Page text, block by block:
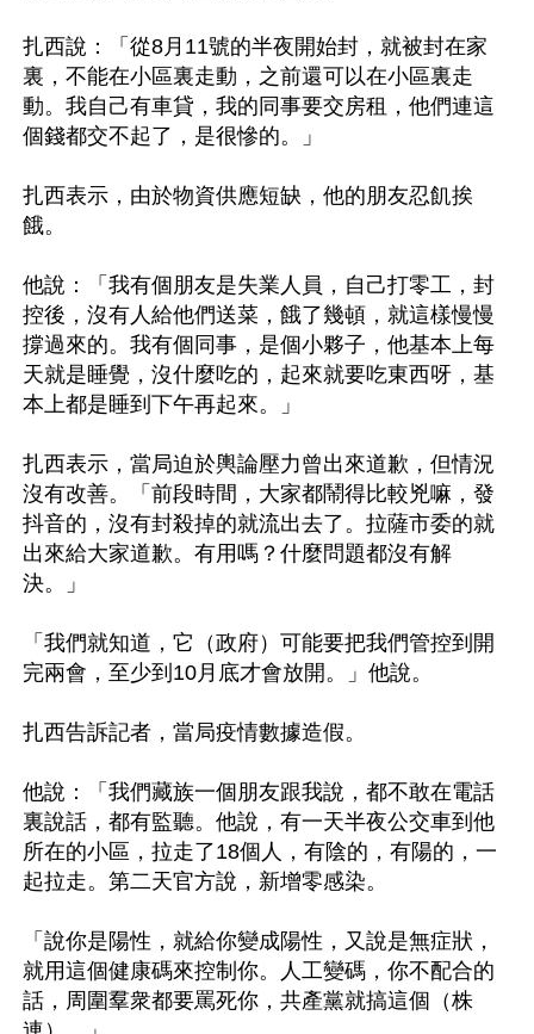
扎西說：「從8月11號的半夜開始封，就被封在家
裏，不能在小區裏走動，之前還可以在小區裏走
動。我自己有車貸，我的同事要交房租，他們連這
個錢都交不起了，是很慘的。」
扎西表示，由於物資供應短缺，他的朋友忍飢挨
餓。
他說：「我有個朋友是失業人員，自己打零工，封
控後，沒有人給他們送菜，餓了幾頓，就這樣慢慢
撐過來的。我有個同事，是個小夥子，他基本上每
天就是睡覺，沒什麼吃的，起來就要吃東西呀，基
本上都是睡到下午再起來。」
扎西表示，當局迫於輿論壓力曾出來道歉，但情況
沒有改善。「前段時間，大家都鬧得比較兇嘛，發
抖音的，沒有封殺掉的就流出去了。拉薩市委的就
出來給大家道歉。有用嗎？什麼問題都沒有解
決。」
「我們就知道，它（政府）可能要把我們管控到開
完兩會，至少到10月底才會放開。」他說。
扎西告訴記者，當局疫情數據造假。
他說：「我們藏族一個朋友跟我說，都不敢在電話
裏說話，都有監聽。他說，有一天半夜公交車到他
所在的小區，拉走了18個人，有陰的，有陽的，一
起拉走。第二天官方說，新增零感染。
「說你是陽性，就給你變成陽性，又說是無症狀，
就用這個健康碼來控制你。人工變碼，你不配合的
話，周圍羣衆都要罵死你，共產黨就搞這個（株